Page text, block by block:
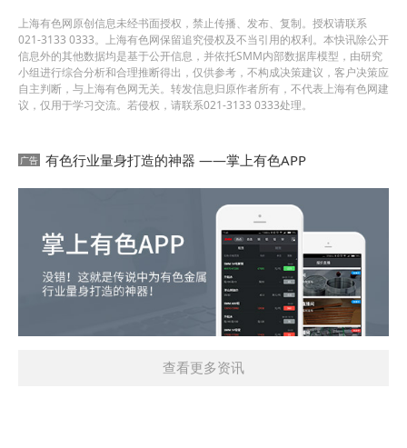
上海有色网原创信息未经书面授权，禁止传播、发布、复制。授权请联系
021-3133 0333。上海有色网保留追究侵权及不当引用的权利。本快讯除公开
信息外的其他数据均是基于公开信息，并依托SMM内部数据库模型，由研究
小组进行综合分析和合理推断得出，仅供参考，不构成决策建议，客户决策应
自主判断，与上海有色网无关。转发信息归原作者所有，不代表上海有色网建
议，仅用于学习交流。若侵权，请联系021-3133 0333处理。
有色行业量身打造的神器 ——掌上有色APP
查看更多资讯